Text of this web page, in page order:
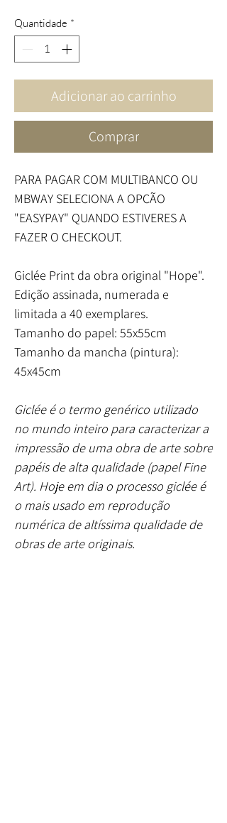
Quantidade *
Adicionar ao carrinho
Comprar
PARA PAGAR COM MULTIBANCO OU
MBWAY SELECIONA A OPÇÃO
"EASYPAY" QUANDO ESTIVERES A
FAZER O CHECKOUT.
Giclée Print da obra original "Hope".
Edição assinada, numerada e
limitada a 40 exemplares.
Tamanho do papel: 55x55cm
Tamanho da mancha (pintura):
45x45cm
Giclée é o termo genérico utilizado
no mundo inteiro para caracterizar a
impressão de uma obra de arte sobre
papéis de alta qualidade (papel Fine
Art). Hoje em dia o processo giclée é
o mais usado em reprodução
numérica de altíssima qualidade de
obras de arte originais.